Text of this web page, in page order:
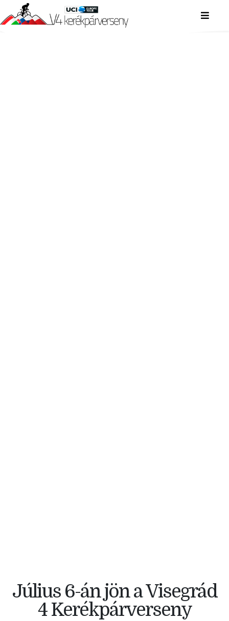
Július 6-án jön a Visegrád
4 Kerékpárverseny